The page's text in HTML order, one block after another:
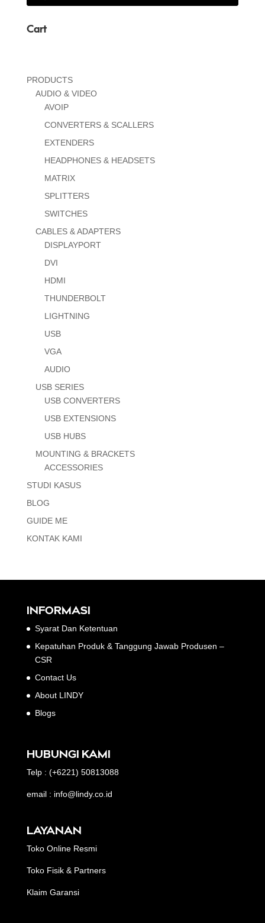
Cart
PRODUCTS
AUDIO & VIDEO
AVOIP
CONVERTERS & SCALLERS
EXTENDERS
HEADPHONES & HEADSETS
MATRIX
SPLITTERS
SWITCHES
CABLES & ADAPTERS
DISPLAYPORT
DVI
HDMI
THUNDERBOLT
LIGHTNING
USB
VGA
AUDIO
USB SERIES
USB CONVERTERS
USB EXTENSIONS
USB HUBS
MOUNTING & BRACKETS
ACCESSORIES
STUDI KASUS
BLOG
GUIDE ME
KONTAK KAMI
INFORMASI
Syarat Dan Ketentuan
Kepatuhan Produk & Tanggung Jawab Produsen –
CSR
Contact Us
About LINDY
Blogs
HUBUNGI KAMI
Telp : (+6221) 50813088
email : info@lindy.co.id
LAYANAN
Toko Online Resmi
Toko Fisik & Partners
Klaim Garansi